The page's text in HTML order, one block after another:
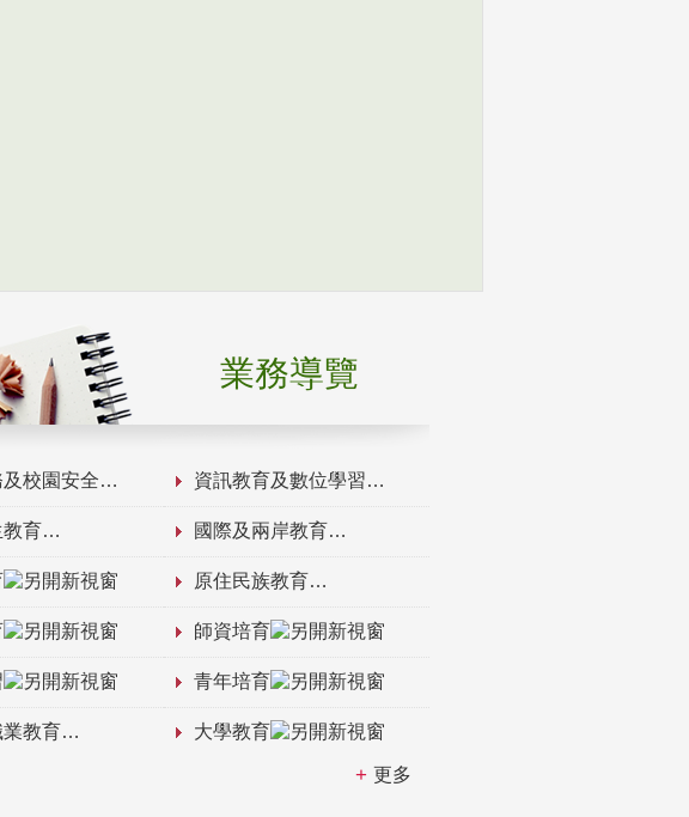
業務導覽
校園安全 資訊教育及數位學習
育 國際及兩岸教育
原住民族教育
師資培育
青年培育
教育 大學教育
更多